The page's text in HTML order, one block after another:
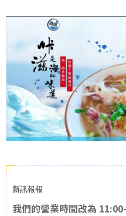
新訊報報
我們的營